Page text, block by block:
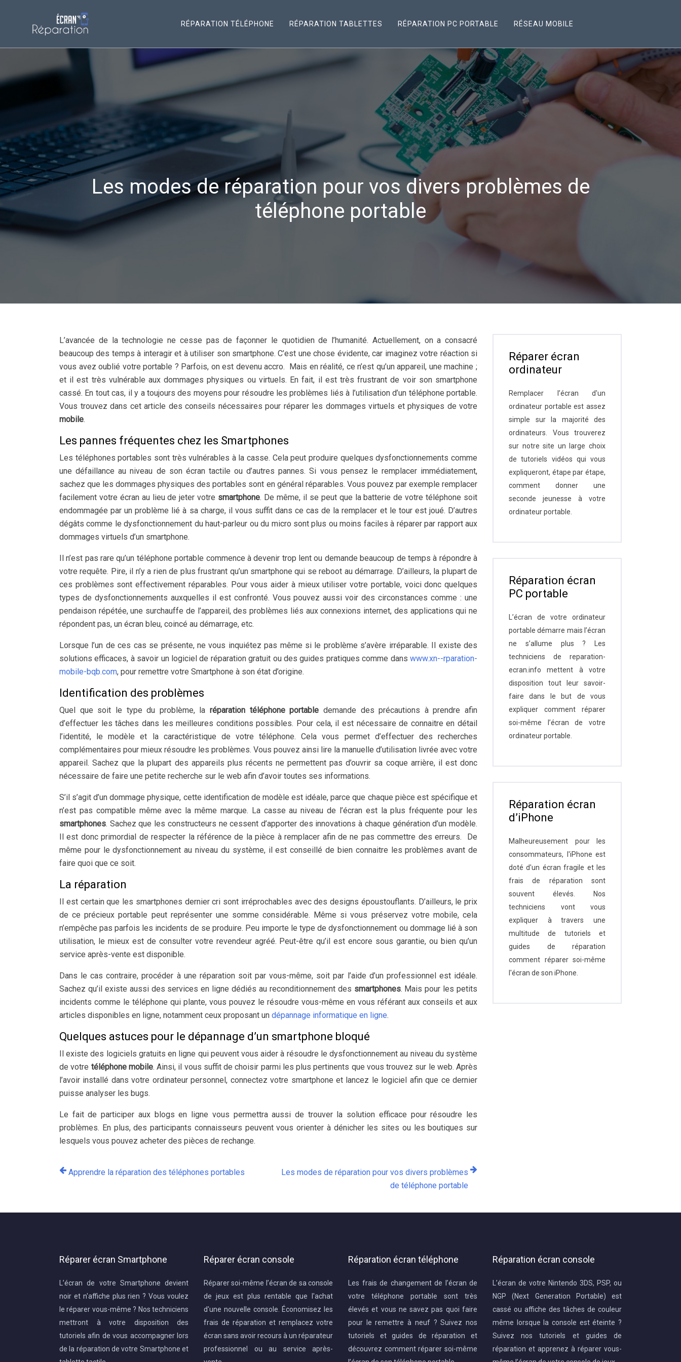
RÉPARATION TÉLÉPHONE RÉPARATION TABLETTES RÉPARATION PC PORTABLE RÉSEAU MOBILE
Les modes de réparation pour vos divers problèmes de
téléphone portable
L’avancée de la technologie ne cesse pas de façonner le quotidien de l’humanité. Actuellement, on a consacré
beaucoup des temps à interagir et à utiliser son smartphone. C’est une chose évidente, car imaginez votre réaction si
vous avez oublié votre portable ? Parfois, on est devenu accro. Mais en réalité, ce n’est qu’un appareil, une machine ;
et il est très vulnérable aux dommages physiques ou virtuels. En fait, il est très frustrant de voir son smartphone
cassé. En tout cas, il y a toujours des moyens pour résoudre les problèmes liés à l’utilisation d’un téléphone portable.
Vous trouvez dans cet article des conseils nécessaires pour réparer les dommages virtuels et physiques de votre
mobile.
Les pannes fréquentes chez les Smartphones
Les téléphones portables sont très vulnérables à la casse. Cela peut produire quelques dysfonctionnements comme
une défaillance au niveau de son écran tactile ou d’autres pannes. Si vous pensez le remplacer immédiatement,
sachez que les dommages physiques des portables sont en général réparables. Vous pouvez par exemple remplacer
facilement votre écran au lieu de jeter votre smartphone. De même, il se peut que la batterie de votre téléphone soit
endommagée par un problème lié à sa charge, il vous suffit dans ce cas de la remplacer et le tour est joué. D’autres
dégâts comme le dysfonctionnement du haut-parleur ou du micro sont plus ou moins faciles à réparer par rapport aux
dommages virtuels d’un smartphone.
Il n’est pas rare qu’un téléphone portable commence à devenir trop lent ou demande beaucoup de temps à répondre à
votre requête. Pire, il n’y a rien de plus frustrant qu’un smartphone qui se reboot au démarrage. D’ailleurs, la plupart de
ces problèmes sont effectivement réparables. Pour vous aider à mieux utiliser votre portable, voici donc quelques
types de dysfonctionnements auxquelles il est confronté. Vous pouvez aussi voir des circonstances comme : une
pendaison répétée, une surchauffe de l’appareil, des problèmes liés aux connexions internet, des applications qui ne
répondent pas, un écran bleu, coincé au démarrage, etc.
Lorsque l’un de ces cas se présente, ne vous inquiétez pas même si le problème s’avère irréparable. Il existe des
solutions efficaces, à savoir un logiciel de réparation gratuit ou des guides pratiques comme dans www.xn--rparation-
mobile-bqb.com, pour remettre votre Smartphone à son état d’origine.
Identification des problèmes
Quel que soit le type du problème, la réparation téléphone portable demande des précautions à prendre afin
d’effectuer les tâches dans les meilleures conditions possibles. Pour cela, il est nécessaire de connaitre en détail
l’identité, le modèle et la caractéristique de votre téléphone. Cela vous permet d’effectuer des recherches
complémentaires pour mieux résoudre les problèmes. Vous pouvez ainsi lire la manuelle d’utilisation livrée avec votre
appareil. Sachez que la plupart des appareils plus récents ne permettent pas d’ouvrir sa coque arrière, il est donc
nécessaire de faire une petite recherche sur le web afin d’avoir toutes ses informations.
S’il s’agit d’un dommage physique, cette identification de modèle est idéale, parce que chaque pièce est spécifique et
n’est pas compatible même avec la même marque. La casse au niveau de l’écran est la plus fréquente pour les
smartphones. Sachez que les constructeurs ne cessent d’apporter des innovations à chaque génération d’un modèle.
Il est donc primordial de respecter la référence de la pièce à remplacer afin de ne pas commettre des erreurs. De
même pour le dysfonctionnement au niveau du système, il est conseillé de bien connaitre les problèmes avant de
faire quoi que ce soit.
La réparation
Il est certain que les smartphones dernier cri sont irréprochables avec des designs époustouflants. D’ailleurs, le prix
de ce précieux portable peut représenter une somme considérable. Même si vous préservez votre mobile, cela
n’empêche pas parfois les incidents de se produire. Peu importe le type de dysfonctionnement ou dommage lié à son
utilisation, le mieux est de consulter votre revendeur agréé. Peut-être qu’il est encore sous garantie, ou bien qu’un
service après-vente est disponible.
Dans le cas contraire, procéder à une réparation soit par vous-même, soit par l’aide d’un professionnel est idéale.
Sachez qu’il existe aussi des services en ligne dédiés au reconditionnement des smartphones. Mais pour les petits
incidents comme le téléphone qui plante, vous pouvez le résoudre vous-même en vous référant aux conseils et aux
articles disponibles en ligne, notamment ceux proposant un dépannage informatique en ligne.
Quelques astuces pour le dépannage d’un smartphone bloqué
Il existe des logiciels gratuits en ligne qui peuvent vous aider à résoudre le dysfonctionnement au niveau du système
de votre téléphone mobile. Ainsi, il vous suffit de choisir parmi les plus pertinents que vous trouvez sur le web. Après
l’avoir installé dans votre ordinateur personnel, connectez votre smartphone et lancez le logiciel afin que ce dernier
puisse analyser les bugs.
Le fait de participer aux blogs en ligne vous permettra aussi de trouver la solution efficace pour résoudre les
problèmes. En plus, des participants connaisseurs peuvent vous orienter à dénicher les sites ou les boutiques sur
lesquels vous pouvez acheter des pièces de rechange.
Apprendre la réparation des téléphones portables
Les modes de réparation pour vos divers problèmes
de téléphone portable
Réparer écran
ordinateur
Remplacer l’écran d'un
ordinateur portable est assez
simple sur la majorité des
ordinateurs. Vous trouverez
sur notre site un large choix
de tutoriels vidéos qui vous
expliqueront, étape par étape,
comment donner une
seconde jeunesse à votre
ordinateur portable.
Réparation écran
PC portable
L’écran de votre ordinateur
portable démarre mais l’écran
ne s’allume plus ? Les
techniciens de reparation-
ecran.info mettent à votre
disposition tout leur savoir-
faire dans le but de vous
expliquer comment réparer
soi-même l’écran de votre
ordinateur portable.
Réparation écran
d’iPhone
Malheureusement pour les
consommateurs, l'iPhone est
doté d'un écran fragile et les
frais de réparation sont
souvent élevés. Nos
techniciens vont vous
expliquer à travers une
multitude de tutoriels et
guides de réparation
comment réparer soi-même
l'écran de son iPhone.
Réparer écran Smartphone
L’écran de votre Smartphone devient
noir et n'affiche plus rien ? Vous voulez
le réparer vous-même ? Nos techniciens
mettront à votre disposition des
tutoriels afin de vous accompagner lors
de la réparation de votre Smartphone et
Réparer écran console
Réparer soi-même l’écran de sa console
de jeux est plus rentable que l'achat
d'une nouvelle console. Économisez les
frais de réparation et remplacez votre
écran sans avoir recours à un réparateur
professionnel ou au service après-
Réparation écran téléphone
Les frais de changement de l’écran de
votre téléphone portable sont très
élevés et vous ne savez pas quoi faire
pour le remettre à neuf ? Suivez nos
tutoriels et guides de réparation et
découvrez comment réparer soi-même
Réparation écran console
L’écran de votre Nintendo 3DS, PSP, ou
NGP (Next Generation Portable) est
cassé ou affiche des tâches de couleur
même lorsque la console est éteinte ?
Suivez nos tutoriels et guides de
réparation et apprenez à réparer vous-